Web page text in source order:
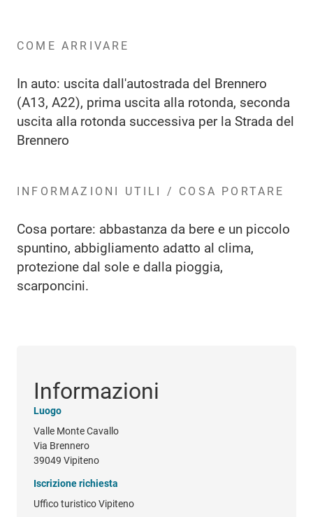
COME ARRIVARE
In auto: uscita dall'autostrada del Brennero
(A13, A22), prima uscita alla rotonda, seconda
uscita alla rotonda successiva per la Strada del
Brennero
INFORMAZIONI UTILI / COSA PORTARE
Cosa portare: abbastanza da bere e un piccolo
spuntino, abbigliamento adatto al clima,
protezione dal sole e dalla pioggia,
scarponcini.
Informazioni
Luogo
Valle Monte Cavallo
Via Brennero
39049 Vipiteno
Iscrizione richiesta
Uffico turistico Vipiteno